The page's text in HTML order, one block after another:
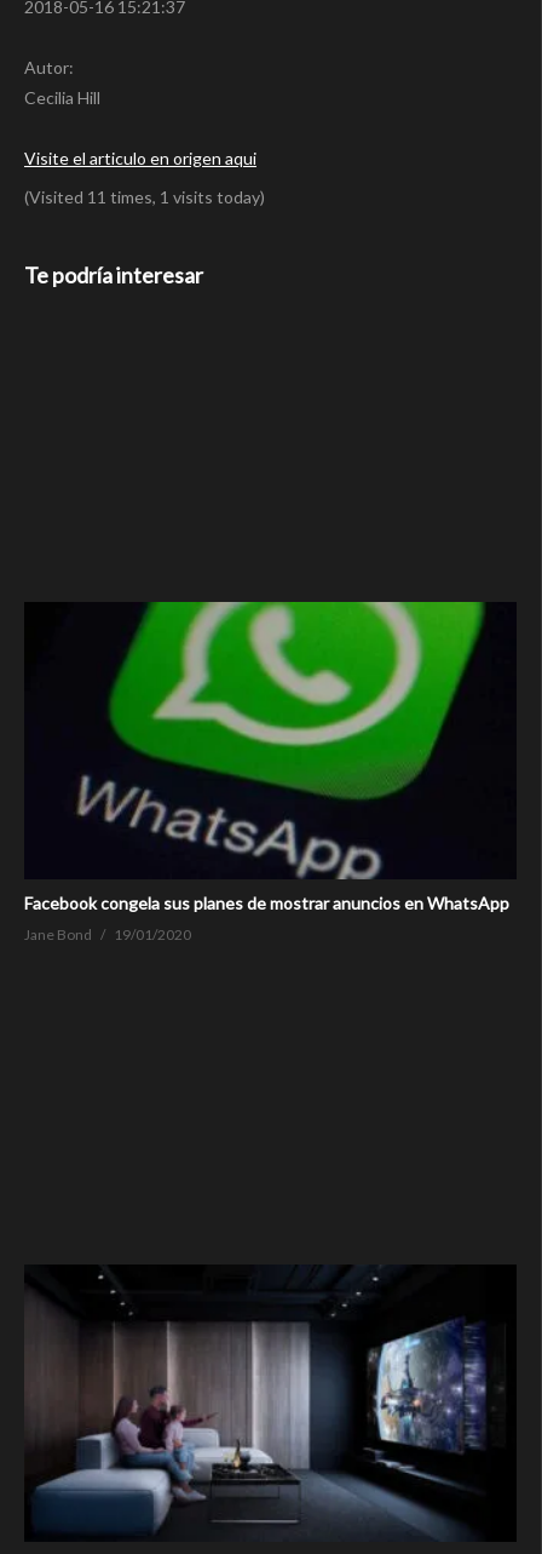
2018-05-16 15:21:37
Autor:
Cecilia Hill
Visite el articulo en origen aqui
(Visited 11 times, 1 visits today)
Te podría interesar
Facebook congela sus planes de mostrar anuncios en WhatsApp
Jane Bond 19/01/2020